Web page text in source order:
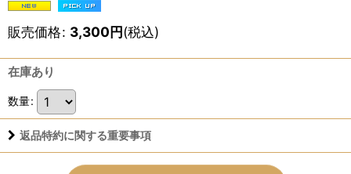
販売価格: 3,300円(税込)
在庫あり
数量:
返品特約に関する重要事項